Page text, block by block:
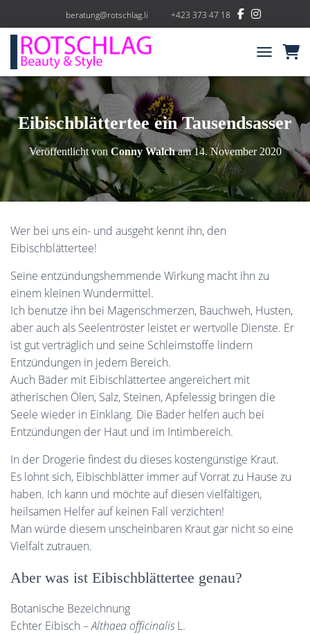
beratung@rotschlag.li +423 373 47 18
Eibischblättertee ein Tausendsasser
Veröffentlicht von Conny Walcham14. November 2020
Wer bei uns ein- und ausgeht kennt ihn, den
Eibischblättertee!
Seine entzündungshemmende Wirkung macht ihn zu
einem kleinen Wundermittel.
Ich benutze ihn bei Magenschmerzen, Bauchweh, Husten,
aber auch als Seelentröster leistet er wertvolle Dienste. Er
ist gut verträglich und seine Schleimstoffe lindern
Entzündungen in jedem Bereich.
Auch Bäder mit Eibischlättertee angereichert mit
ätherischen Ölen, Salz, Steinen, Apfelessig bringen die
Seele wieder in Einklang. Die Bäder helfen auch bei
Entzündungen der Haut und im Intimbereich.
In der Drogerie findest du dieses kostengünstige Kraut.
Es lohnt sich, Eibischblätter immer auf Vorrat zu Hause zu
haben. Ich kann und möchte auf diesen vielfältigen,
heilsamen Helfer auf keinen Fall verzichten!
Man würde diesem unscheinbaren Kraut gar nicht so eine
Vielfalt zutrauen.
Aber was ist Eibischblättertee genau?
Botanische Bezeichnung
Echter Eibisch –Althaea officinalisL.